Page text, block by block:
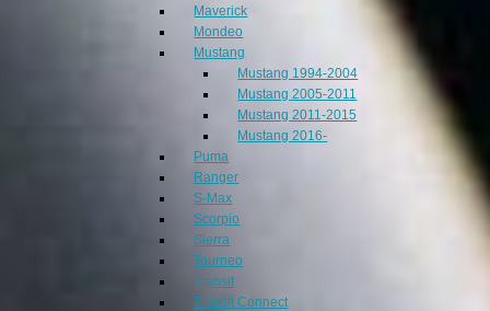
Maverick
Mondeo
Mustang
Mustang 1994-2004
Mustang 2005-2011
Mustang 2011-2015
Mustang 2016-
Puma
Ranger
S-Max
Scorpio
Sierra
Tourneo
Transit
Transit Connect